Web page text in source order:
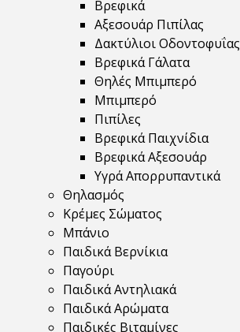
Βρεφικά
Αξεσουάρ Πιπίλας
Δακτύλιοι Οδοντοφυΐας
Βρεφικά Γάλατα
Θηλές Μπιμπερό
Μπιμπερό
Πιπίλες
Βρεφικά Παιχνίδια
Βρεφικά Αξεσουάρ
Υγρά Απορρυπαντικά
Θηλασμός
Κρέμες Σώματος
Μπάνιο
Παιδικά Βερνίκια
Παγούρι
Παιδικά Αντηλιακά
Παιδικά Αρώματα
Παιδικές Βιταμίνες